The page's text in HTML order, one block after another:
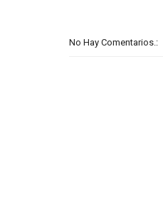
No Hay Comentarios.: